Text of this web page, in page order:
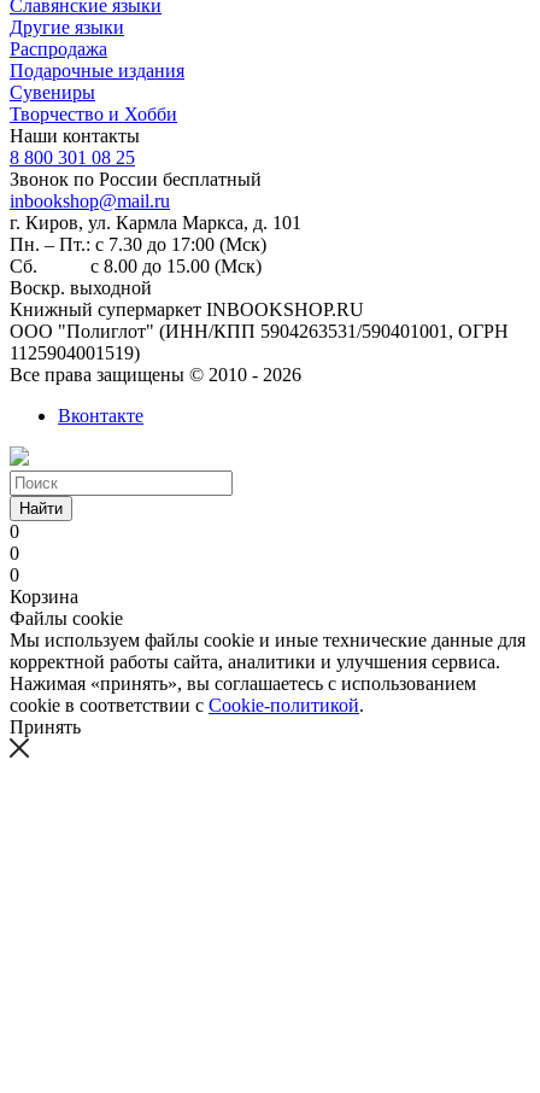
Славянские языки
Другие языки
Распродажа
Подарочные издания
Сувениры
Творчество и Хобби
Наши контакты
8 800 301 08 25
Звонок по России бесплатный
inbookshop@mail.ru
г. Киров, ул. Кармла Маркса, д. 101
Пн. – Пт.: с 7.30 до 17:00 (Мск)
Сб. с 8.00 до 15.00 (Мск)
Воскр. выходной
Книжный супермаркет INBOOKSHOP.RU
ООО "Полиглот" (ИНН/КПП 5904263531/590401001, ОГРН
1125904001519)
Все права защищены © 2010 - 2026
Вконтакте
Найти
0
0
0
Корзина
Файлы cookie
Мы используем файлы cookie и иные технические данные для
корректной работы сайта, аналитики и улучшения сервиса.
Нажимая «принять», вы соглашаетесь с использованием
cookie в соответствии с Cookie-политикой.
Принять